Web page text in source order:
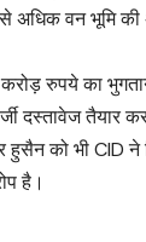
अधिक वन भूमि
रुपये का
दस्तावेज तैयार
को भी CID ने
है।